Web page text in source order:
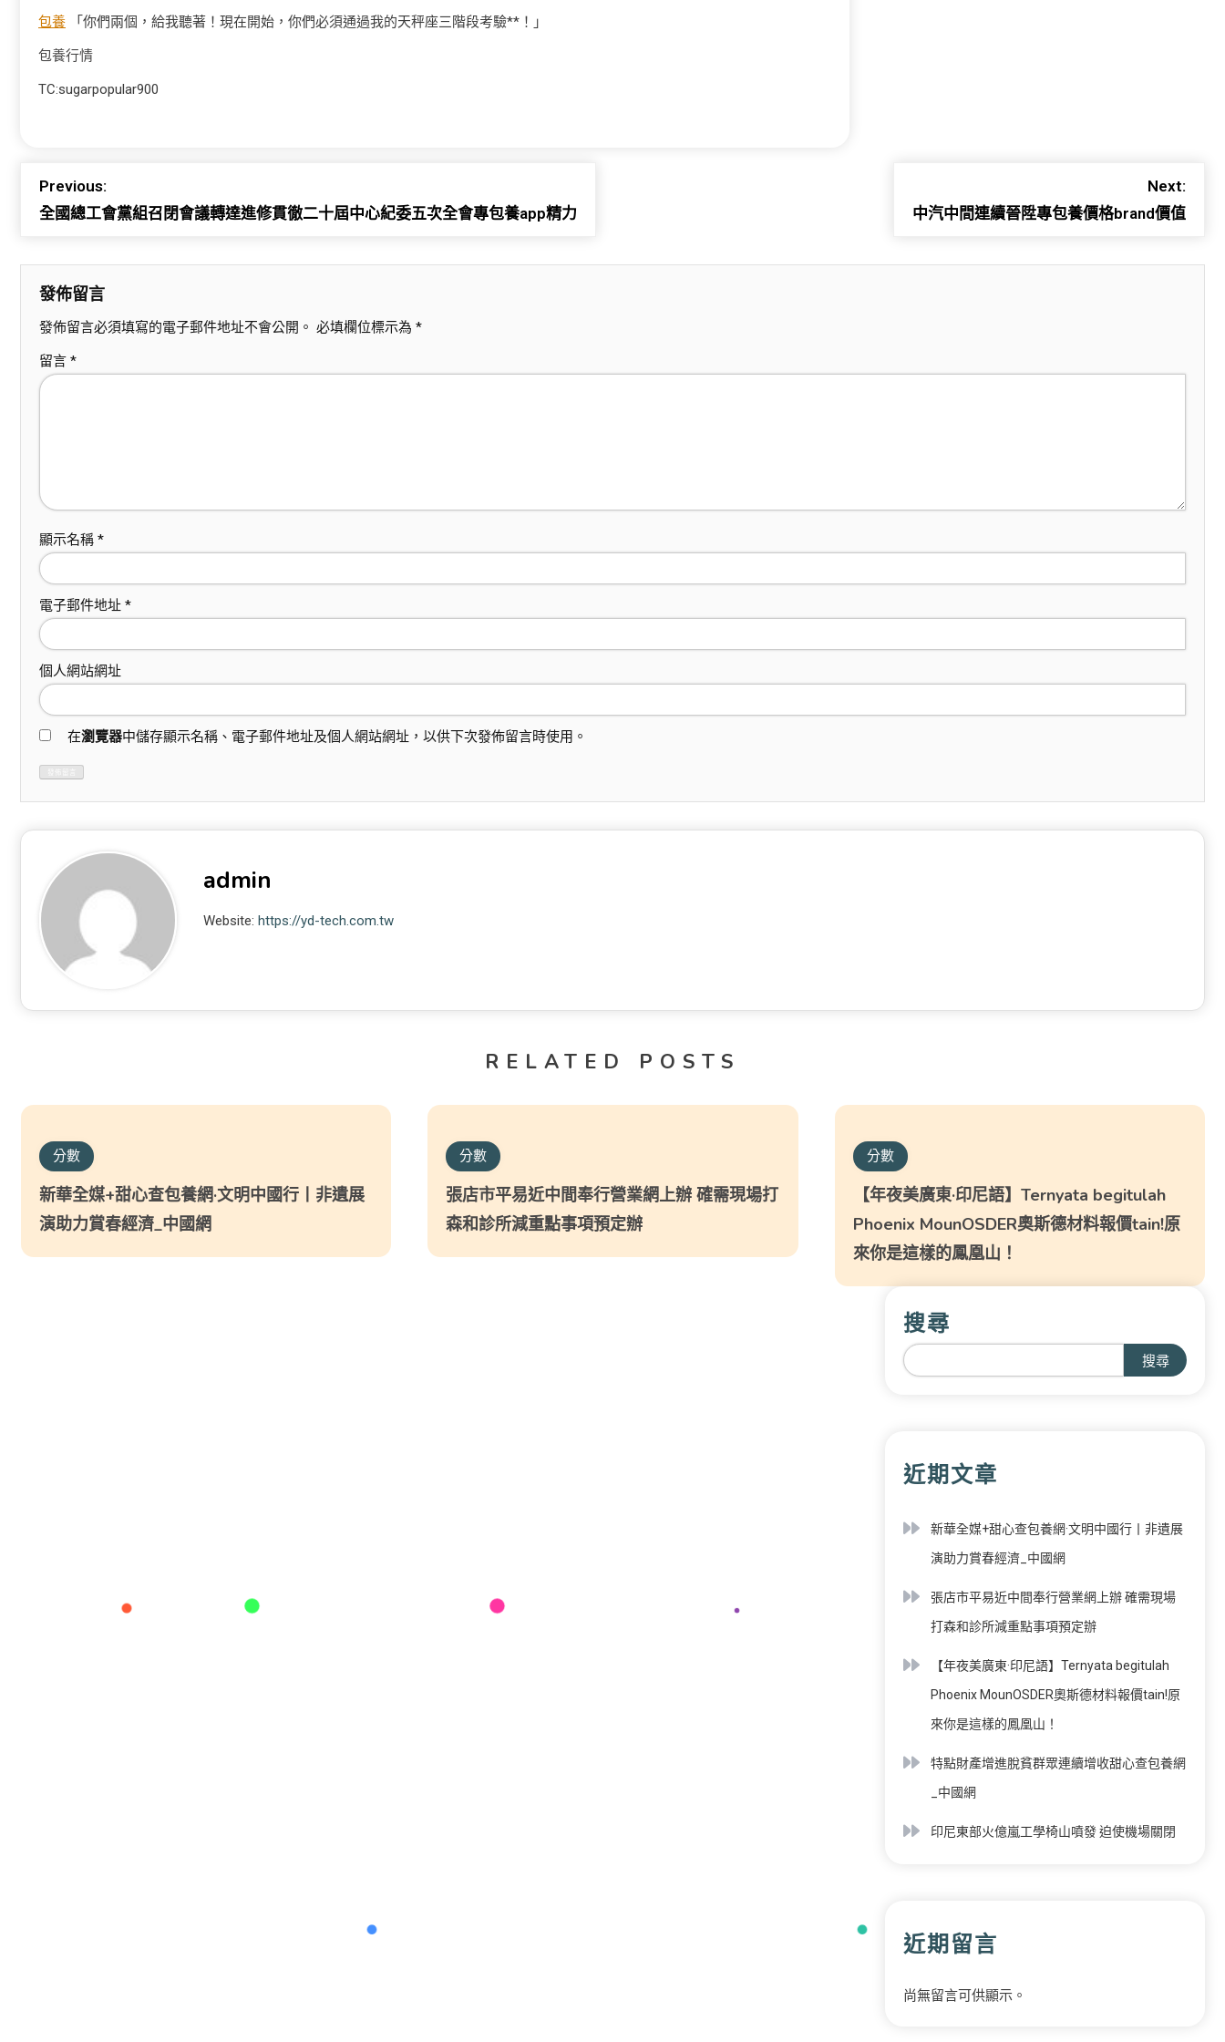
包養 「你們兩個，給我聽著！現在開始，你們必須通過我的天秤座三階段考驗**！」
包養行情
TC:sugarpopular900
Previous:
全國總工會黨組召閉會議轉達進修貫徹二十屆中心紀委五次全會專包養app精力
Next:
中汽中間連續晉陞專包養價格brand價值
發佈留言
發佈留言必須填寫的電子郵件地址不會公開。 必填欄位標示為 *
留言 *
顯示名稱 *
電子郵件地址 *
個人網站網址
在瀏覽器中儲存顯示名稱、電子郵件地址及個人網站網址，以供下次發佈留言時使用。
admin
Website:https://yd-tech.com.tw
RELATED POSTS
分數
新華全媒+甜心查包養網·文明中國行丨非遺展
演助力賞春經濟_中國網
分數
張店市平易近中間奉行營業網上辦 確需現場打
森和診所減重點事項預定辦
分數
【年夜美廣東·印尼語】Ternyata begitulah
Phoenix MounOSDER奧斯德材料報價tain!原
來你是這樣的鳳凰山！
搜尋
搜尋
近期文章
新華全媒+甜心查包養網·文明中國行丨非遺展
演助力賞春經濟_中國網
張店市平易近中間奉行營業網上辦 確需現場
打森和診所減重點事項預定辦
【年夜美廣東·印尼語】Ternyata begitulah
Phoenix MounOSDER奧斯德材料報價tain!原
來你是這樣的鳳凰山！
特點財產增進脫貧群眾連續增收甜心查包養網
_中國網
印尼東部火億嵐工學椅山噴發 迫使機場關閉
近期留言
尚無留言可供顯示。